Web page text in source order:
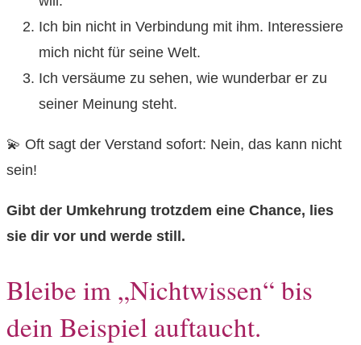
Ich bin nicht in Verbindung mit ihm. Interessiere
mich nicht für seine Welt.
Ich versäume zu sehen, wie wunderbar er zu
seiner Meinung steht.
💫 Oft sagt der Verstand sofort: Nein, das kann nicht
sein!
Gibt der Umkehrung trotzdem eine Chance, lies
sie dir vor und werde still.
Bleibe im „Nichtwissen“ bis
dein Beispiel auftaucht.